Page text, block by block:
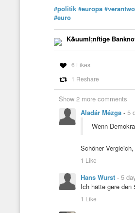
#politik #europa
#euro
K&uuml;nftige
6 Likes
1 Reshare
Show 2 more comments
Aladár Mézga - 5
Wenn
Schöner
1 Like
Hans Wurst - 5
Ich hätte gere den
1 Like